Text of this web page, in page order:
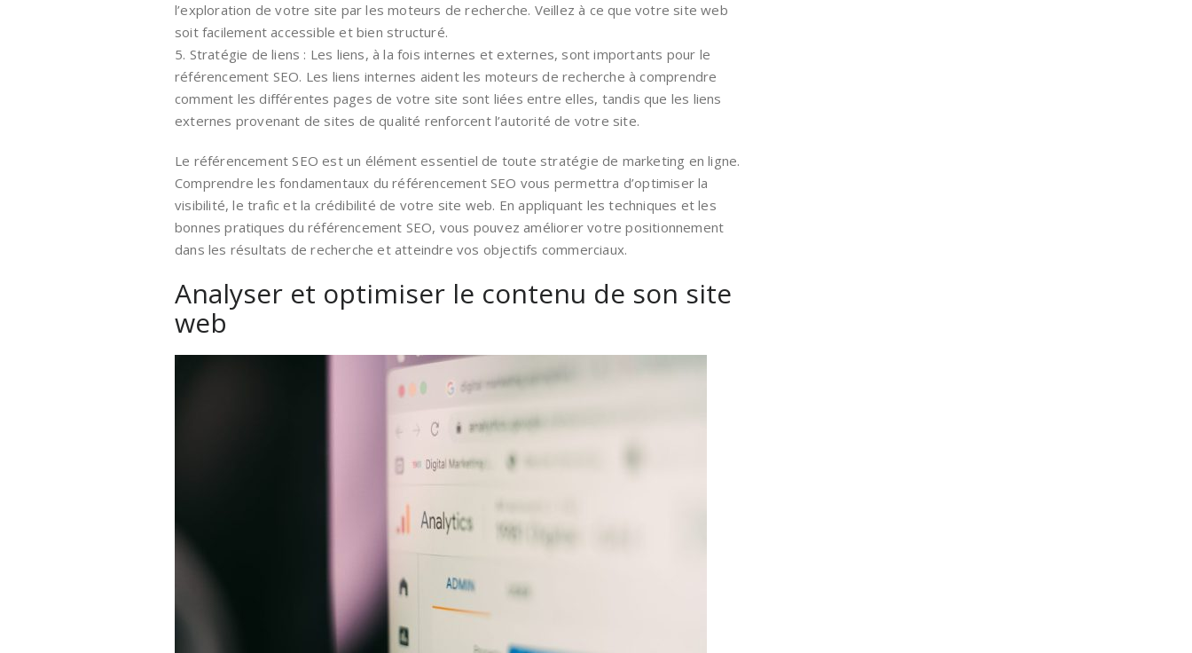
l’exploration de votre site par les moteurs de recherche. Veillez à ce que votre site web
soit facilement accessible et bien structuré.
5. Stratégie de liens : Les liens, à la fois internes et externes, sont importants pour le
référencement SEO. Les liens internes aident les moteurs de recherche à comprendre
comment les différentes pages de votre site sont liées entre elles, tandis que les liens
externes provenant de sites de qualité renforcent l’autorité de votre site.
Le référencement SEO est un élément essentiel de toute stratégie de marketing en ligne.
Comprendre les fondamentaux du référencement SEO vous permettra d’optimiser la
visibilité, le trafic et la crédibilité de votre site web. En appliquant les techniques et les
bonnes pratiques du référencement SEO, vous pouvez améliorer votre positionnement
dans les résultats de recherche et atteindre vos objectifs commerciaux.
Analyser et optimiser le contenu de son site
web